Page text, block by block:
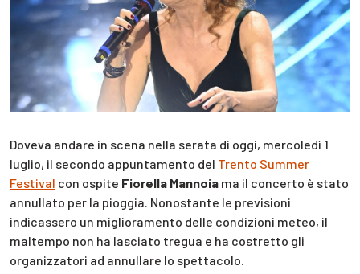
Doveva andare in scena nella serata di oggi, mercoledì 1
luglio, il secondo appuntamento del Trento Summer
Festival con ospite Fiorella Mannoia ma il concerto è stato
annullato per la pioggia. Nonostante le previsioni
indicassero un miglioramento delle condizioni meteo, il
maltempo non ha lasciato tregua e ha costretto gli
organizzatori ad annullare lo spettacolo.